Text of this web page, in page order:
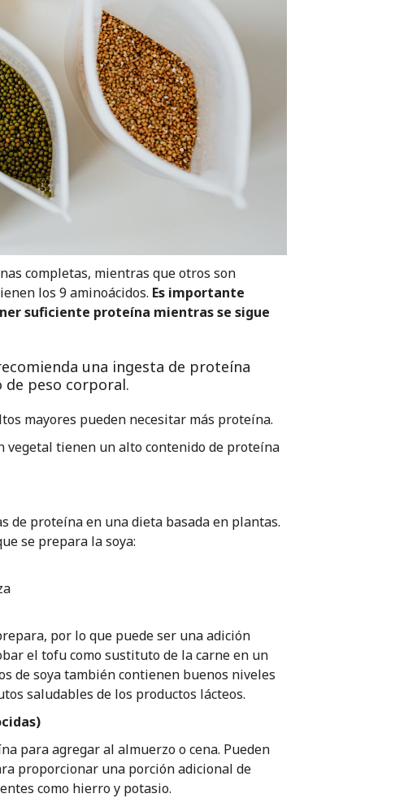
completas, mientras que otros son
los 9 aminoácidos. Es importante
suficiente proteína mientras se sigue
una ingesta de proteína
de peso corporal.
mayores pueden necesitar más proteína.
vegetal tienen un alto contenido de proteína
de proteína en una dieta basada en plantas.
se prepara la soya:
por lo que puede ser una adición
el tofu como sustituto de la carne en un
de soya también contienen buenos niveles
saludables de los productos lácteos.
para agregar al almuerzo o cena. Pueden
proporcionar una porción adicional de
como hierro y potasio.